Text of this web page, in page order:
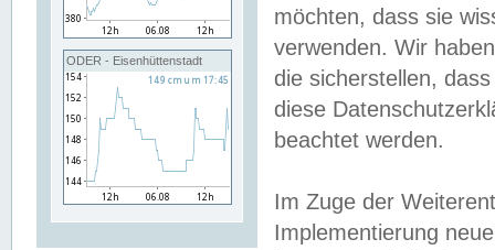
ODER - Eisenhüttenstadt
möchten, dass sie
verwenden. Wir
die sicherstellen,
diese
beachtet werden.
Im Zuge der
Implementierung